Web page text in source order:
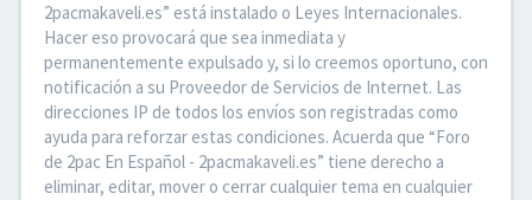
2pacmakaveli.es” está instalado o Leyes Internacionales.
Hacer eso provocará que sea inmediata y
permanentemente expulsado y, si lo creemos oportuno, con
notificación a su Proveedor de Servicios de Internet. Las
direcciones IP de todos los envíos son registradas como
ayuda para reforzar estas condiciones. Acuerda que “Foro
de 2pac En Español - 2pacmakaveli.es” tiene derecho a
eliminar, editar, mover o cerrar cualquier tema en cualquier